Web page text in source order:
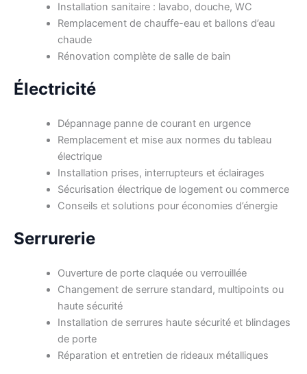
Installation sanitaire : lavabo, douche, WC
Remplacement de chauffe-eau et ballons d’eau
chaude
Rénovation complète de salle de bain
Électricité
Dépannage panne de courant en urgence
Remplacement et mise aux normes du tableau
électrique
Installation prises, interrupteurs et éclairages
Sécurisation électrique de logement ou commerce
Conseils et solutions pour économies d’énergie
Serrurerie
Ouverture de porte claquée ou verrouillée
Changement de serrure standard, multipoints ou
haute sécurité
Installation de serrures haute sécurité et blindages
de porte
Réparation et entretien de rideaux métalliques